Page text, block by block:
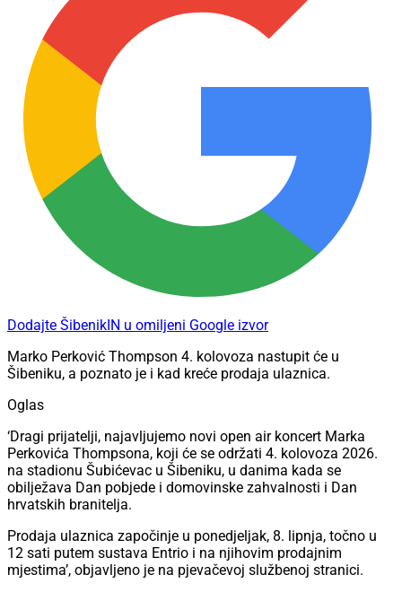
Dodajte ŠibenikIN u omiljeni Google izvor
Marko Perković Thompson 4. kolovoza nastupit će u
Šibeniku, a poznato je i kad kreće prodaja ulaznica.
Oglas
‘Dragi prijatelji, najavljujemo novi open air koncert Marka
Perkovića Thompsona, koji će se održati 4. kolovoza 2026.
na stadionu Šubićevac u Šibeniku, u danima kada se
obilježava Dan pobjede i domovinske zahvalnosti i Dan
hrvatskih branitelja.
Prodaja ulaznica započinje u ponedjeljak, 8. lipnja, točno u
12 sati putem sustava Entrio i na njihovim prodajnim
mjestima’, objavljeno je na pjevačevoj službenoj stranici.